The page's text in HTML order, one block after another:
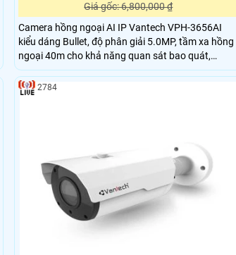
Giá gốc: 6,800,000 ₫
Camera hồng ngoại AI IP Vantech VPH-3656AI
kiểu dáng Bullet, độ phân giải 5.0MP, tầm xa hồng
ngoại 40m cho khả năng quan sát bao quát,
truyền tải dữ liệu với độ nét cao, chuẩn nén hình
ảnh H.265, tiêu chuẩn IP66 giúp camera chống
nước, nên lắp đặt được trong nhà và ngoài trời. lắp
2784